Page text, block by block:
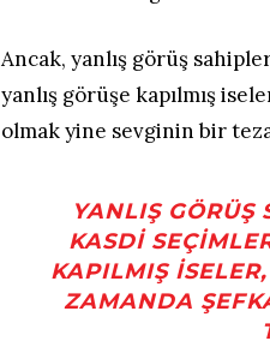
Ancak, yanlış görüş
yanlış görüşe kapılmış
olmak yine sevginin bir
YANLIŞ
KASDI
KAPILMIŞ
ZAMANDA